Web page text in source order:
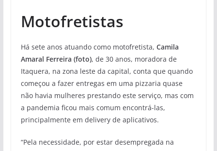
Motofretistas
Há sete anos atuando como motofretista, Camila
Amaral Ferreira (foto), de 30 anos, moradora de
Itaquera, na zona leste da capital, conta que quando
começou a fazer entregas em uma pizzaria quase
não havia mulheres prestando este serviço, mas com
a pandemia ficou mais comum encontrá-las,
principalmente em delivery de aplicativos.
“Pela necessidade, por estar desempregada na